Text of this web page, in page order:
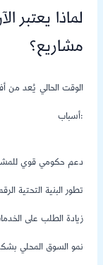
لماذا يعتبر
مشاريع؟
الوقت الحالي يُعد من
أسباب:
دعم حكومي قوي
تطور البنية التحتية
زيادة الطلب على
نمو السوق المحلي